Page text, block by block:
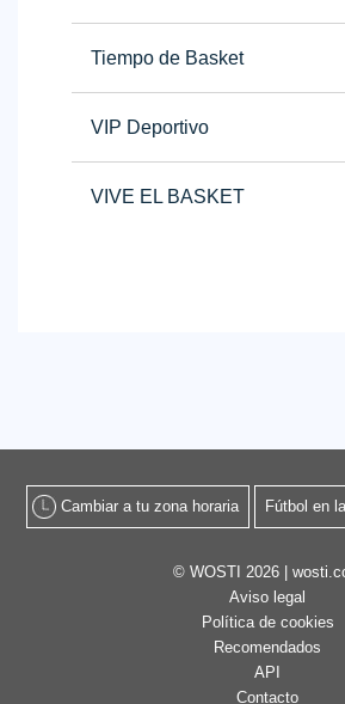
Tiempo de Basket
VIP Deportivo
VIVE EL BASKET
Cambiar a tu zona horaria Fútbol en
© WOSTI 2026 |
Aviso legal
Política de cookies
Recomendados
API
Contacto